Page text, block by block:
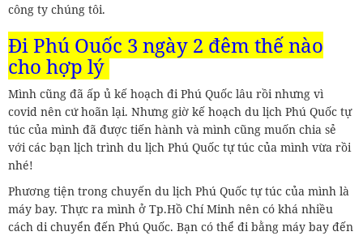
công ty chúng tôi.
Đi Phú Quốc 3 ngày 2 đêm thế nào
cho hợp lý
Mình cũng đã ấp ủ kế hoạch đi Phú Quốc lâu rồi nhưng vì
covid nên cứ hoãn lại. Nhưng giờ kế hoạch du lịch Phú Quốc tự
túc của mình đã được tiến hành và mình cũng muốn chia sẻ
với các bạn lịch trình du lịch Phú Quốc tự túc của mình vừa rồi
nhé!
Phương tiện trong chuyến du lịch Phú Quốc tự túc của mình là
máy bay. Thực ra mình ở Tp.Hồ Chí Minh nên có khá nhiều
cách di chuyển đến Phú Quốc. Bạn có thể đi bằng máy bay đến